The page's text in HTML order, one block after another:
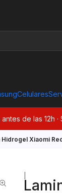
Celulares
de las 12h ·
Hidrogel Xiaomi